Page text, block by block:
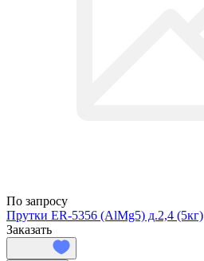
По запросу
Прутки ER-5356 (AlMg5) д.2,4 (5кг)
Заказать